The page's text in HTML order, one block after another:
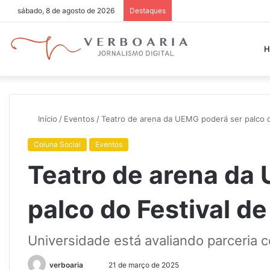
sábado, 8 de agosto de 2026 Destaques
Início / Eventos /Teatro de arena da UEMG poderá ser palco
Coluna Social Eventos
Teatro de arena da
palco do Festival
Universidade está avaliando parceria
verboaria
Mande21 de março de 2025